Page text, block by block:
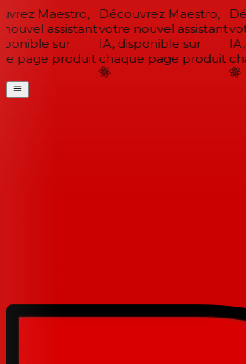
Maestro,
assistant
sur
page produit
Découvrez Maestro,
votre nouvel assistant
IA, disponible sur
chaque page produit